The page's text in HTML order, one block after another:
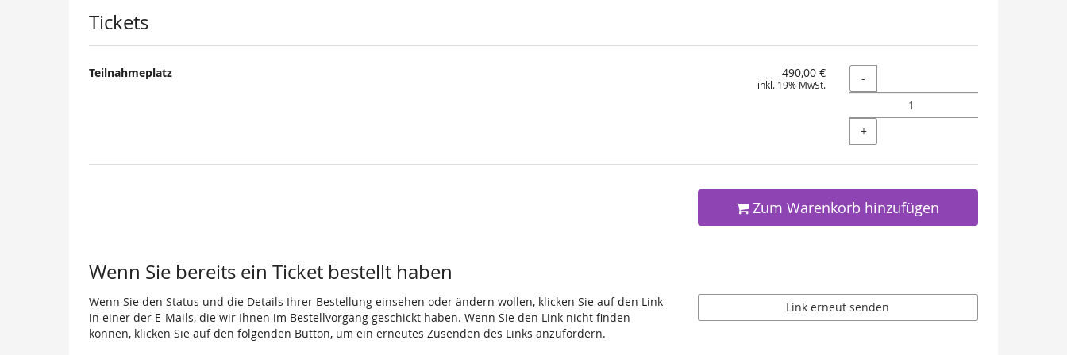
Produkte
Tickets
Teilnahmeplatz 490,00 €
inkl. 19% MwSt. Menge
-
+
Zum Warenkorb hinzufügen
Wenn Sie bereits ein Ticket bestellt haben
Wenn Sie den Status und die Details Ihrer Bestellung einsehen oder ändern wollen, klicken Sie auf den Link
in einer der E-Mails, die wir Ihnen im Bestellvorgang geschickt haben. Wenn Sie den Link nicht finden
können, klicken Sie auf den folgenden Button, um ein erneutes Zusenden des Links anzufordern.
Link erneut senden